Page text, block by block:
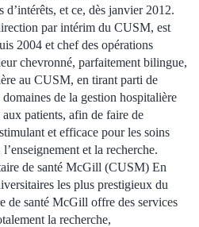
d’intérêts, et ce, dès janvier 2012.
par intérim du CUSM, est
2004 et chef des opérations
chevronné, parfaitement bilingue,
au CUSM, en tirant parti de
de la gestion hospitalière
patients, afin de faire de
et efficace pour les soins
et la recherche.
de santé McGill (CUSM) En
les plus prestigieux du
de santé McGill offre des services
la recherche,